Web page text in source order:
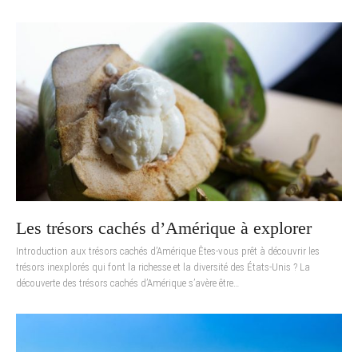
Les trésors cachés d’Amérique à explorer
Introduction aux trésors cachés d’Amérique Êtes-vous prêt à découvrir les
trésors inexplorés qui font la richesse et la diversité des États-Unis ? La
découverte des trésors cachés d’Amérique s’avère être…